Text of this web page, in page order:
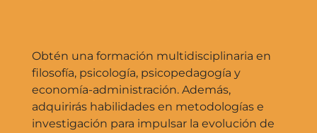
Obtén una formación multidisciplinaria en
filosofía, psicología, psicopedagogía y
economía-administración. Además,
adquirirás habilidades en metodologías e
investigación para impulsar la evolución de